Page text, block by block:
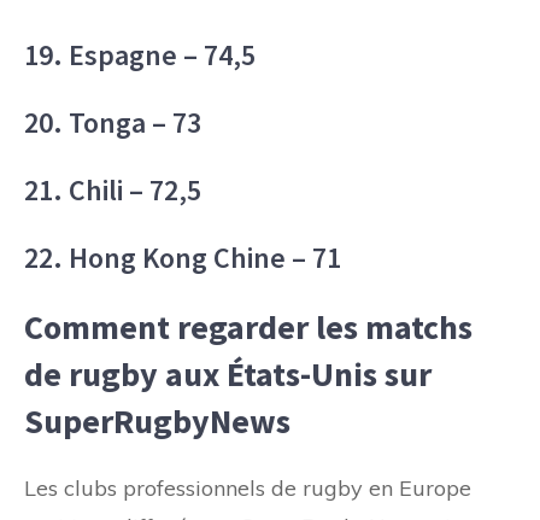
19. Espagne – 74,5
20. Tonga – 73
21. Chili – 72,5
22. Hong Kong Chine – 71
Comment regarder les matchs
de rugby aux États-Unis sur
SuperRugbyNews
Les clubs professionnels de rugby en Europe